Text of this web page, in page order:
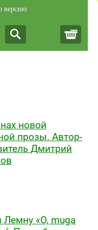
версию
новой
прозы. Автор-
Дмитрий
«O, muga